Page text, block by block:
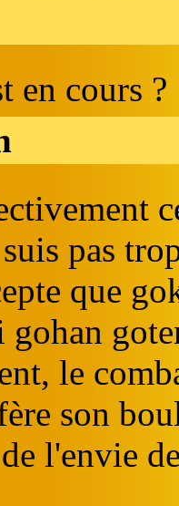
en cours ?
pas
que
gohan
le
son
l'envie